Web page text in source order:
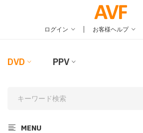
ログイン | お客様ヘルプ
DVD PPV
MENU